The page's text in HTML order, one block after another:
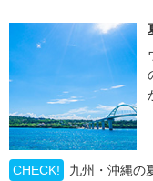
CHECK!
九州・沖縄の